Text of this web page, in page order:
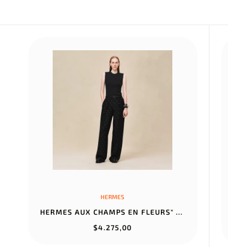
HERMES
HERMES AUX CHAMPS EN FLEURS" PANTS NOIR
$4.275,00